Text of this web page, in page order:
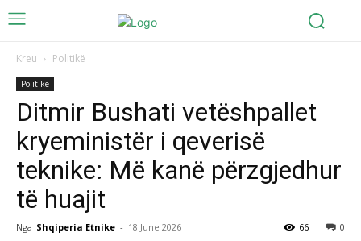
Kreu Politikë
Politikë
Ditmir Bushati vetëshpallet
kryeministër i qeverisë
teknike: Më kanë përzgjedhur
të huajit
Nga Shqiperia Etnike - 18 June 2026 0
66